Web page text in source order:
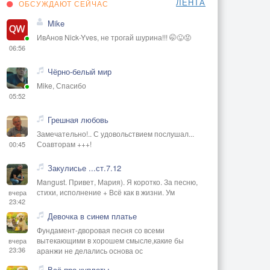
ОБСУЖДАЮТ СЕЙЧАС
06:56
Mike
ИвАнов Nick-Yves, не трогай шурина!!! 🤭😜😡
05:52
Чёрно-белый мир
Mike, Спасибо
00:45
Грешная любовь
Замечательно!.. С удовольствием послушал...
Соавторам +++!
вчера
23:42
Закулисье ...ст.7.12
Mangust. Привет, Мария). Я коротко. За песню,
стихи, исполнение + Всё как в жизни. Ум
вчера
23:36
Девочка в синем платье
Фундамент-дворовая песня со всеми
вытекающими в хорошем смысле,какие бы
аранжи не делались основа ос